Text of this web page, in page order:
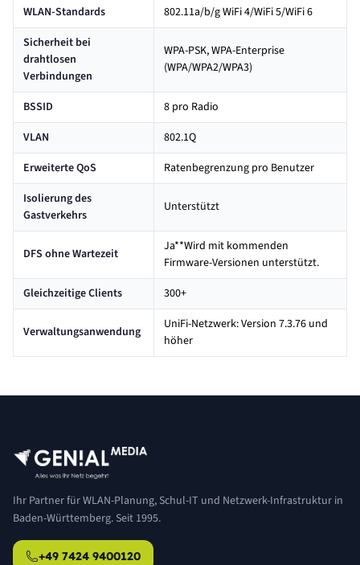
WLAN-Standards
802.11a/b/g WiFi 4/WiFi 5/WiFi 6
Sicherheit bei
drahtlosen
Verbindungen
WPA-PSK, WPA-Enterprise
(WPA/WPA2/WPA3)
BSSID
8 pro Radio
VLAN
802.1Q
Erweiterte QoS
Ratenbegrenzung pro Benutzer
Isolierung des
Gastverkehrs
Unterstützt
DFS ohne Wartezeit
Ja**Wird mit kommenden
Firmware-Versionen unterstützt.
Gleichzeitige Clients
300+
Verwaltungsanwendung
UniFi-Netzwerk: Version 7.3.76 und
höher
Ihr Partner für WLAN-Planung, Schul-IT und Netzwerk-Infrastruktur in
Baden-Württemberg. Seit 1995.
+49 7424 9400120